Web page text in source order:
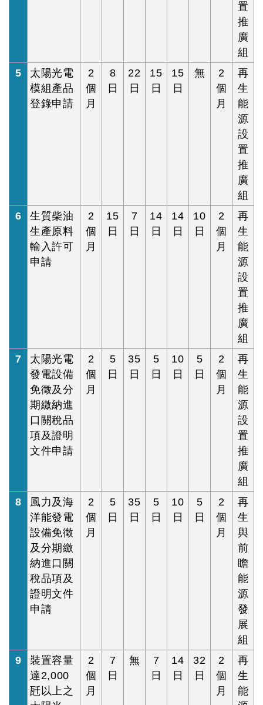
置
推
廣
組
5
太陽光電
模組產品
登錄申請
2
個
月
8
日
22
日
15
日
15
日
無
2
個
月
再
生
能
源
設
置
推
廣
組
6
生質柴油
生產原料
輸入許可
申請
2
個
月
15
日
7
日
14
日
14
日
10
日
2
個
月
再
生
能
源
設
置
推
廣
組
7
太陽光電
發電設備
免徵及分
期繳納進
口關稅品
項及證明
文件申請
2
個
月
5
日
35
日
5
日
10
日
5
日
2
個
月
再
生
能
源
設
置
推
廣
組
8
風力及海
洋能發電
設備免徵
及分期繳
納進口關
稅品項及
證明文件
申請
2
個
月
5
日
35
日
5
日
10
日
5
日
2
個
月
再
生
與
前
瞻
能
源
發
展
組
9
裝置容量
達2,000
瓩以上之
2
個
月
7
日
無
7
日
14
日
32
日
2
個
月
再
生
能